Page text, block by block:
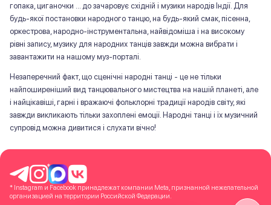
гопака, циганочки ... до зачаровує східній і музики народів Індії. Для
будь-якої постановки народного танцю, на будь-який смак, пісенна,
оркестрова, народно-інструментальна, найвідоміша і на високому
рівні запису, музику для народних танців завжди можна вибрати і
завантажити на нашому муз-порталі.
Незаперечний факт, що сценічні народні танці - це не тільки
найпоширеніший вид танцювального мистецтва на нашій планеті, але
і найцікавіші, гарні і вражаючі фольклорні традиції народів світу, які
завжди викликають тільки захоплені емоції. Народні танці і їх музичний
супровід можна дивитися і слухати вічно!
*
* Instagram и Facebook принадлежат компании Meta, признанной нежелательной
организацией на территории Российской Федерации.